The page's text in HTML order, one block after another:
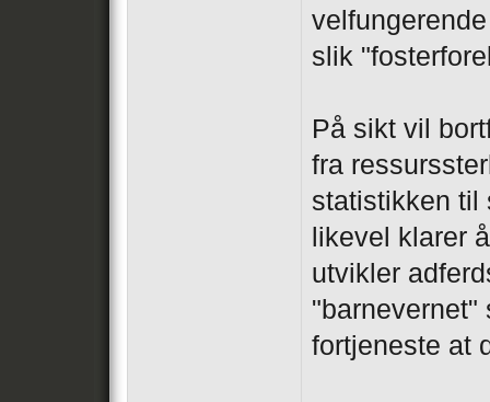
slik
På sikt vil
fra
statistikken til
likevel klarer
utvikler
"barnevernet"
fortjeneste at